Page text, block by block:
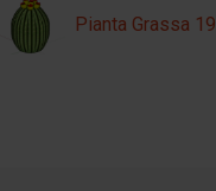
Pianta Grassa 19